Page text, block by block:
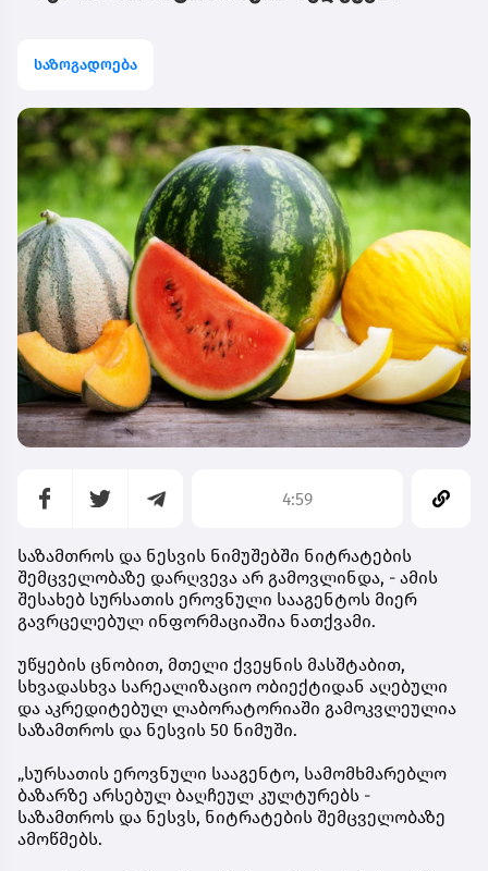
საზოგადოება
4:59
საზამთროს და ნესვის ნიმუშებში ნიტრატების
შემცველობაზე დარღვევა არ გამოვლინდა, - ამის
შესახებ სურსათის ეროვნული სააგენტოს მიერ
გავრცელებულ ინფორმაციაშია ნათქვამი.
უწყების ცნობით, მთელი ქვეყნის მასშტაბით,
სხვადასხვა სარეალიზაციო ობიექტიდან აღებული
და აკრედიტებულ ლაბორატორიაში გამოკვლეულია
საზამთროს და ნესვის 50 ნიმუში.
„სურსათის ეროვნული სააგენტო, სამომხმარებლო
ბაზარზე არსებულ ბაღჩეულ კულტურებს -
საზამთროს და ნესვს, ნიტრატების შემცველობაზე
ამოწმებს.